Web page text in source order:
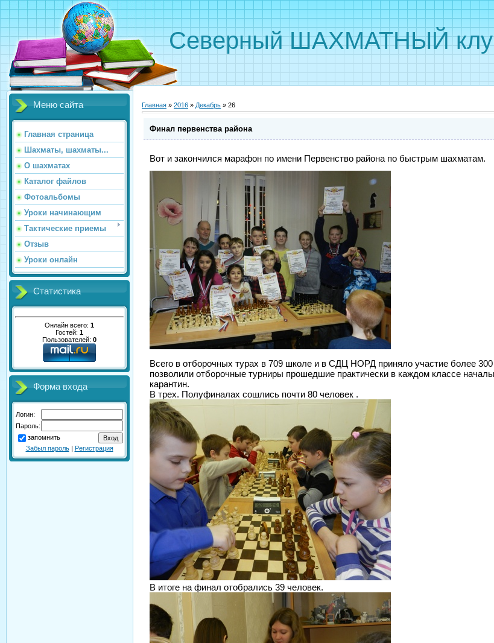
Северный ШАХМАТНЫЙ
Меню сайта
Главная страница
Шахматы, шахматы...
О шахматах
Каталог файлов
Фотоальбомы
Уроки начинающим
Тактические приемы
Отзыв
Уроки онлайн
Статистика
Онлайн всего: 1
Гостей: 1
Пользователей: 0
Форма входа
Логин:
Пароль:
запомнить
Забыл пароль| Регистрация
Главная » 2016 » Декабрь » 26
Финал первенства района
Вот и закончился марафон по имени Первенство района по быстрым шахматам.
Всего в отборочных турах в 709 школе и в СДЦ НОРД приняло участие более
позволили отборочные турниры прошедшие практически в каждом классе
карантин.
В трех. Полуфиналах сошлись почти 80 человек .
В итоге на финал отобрались 39 человек.